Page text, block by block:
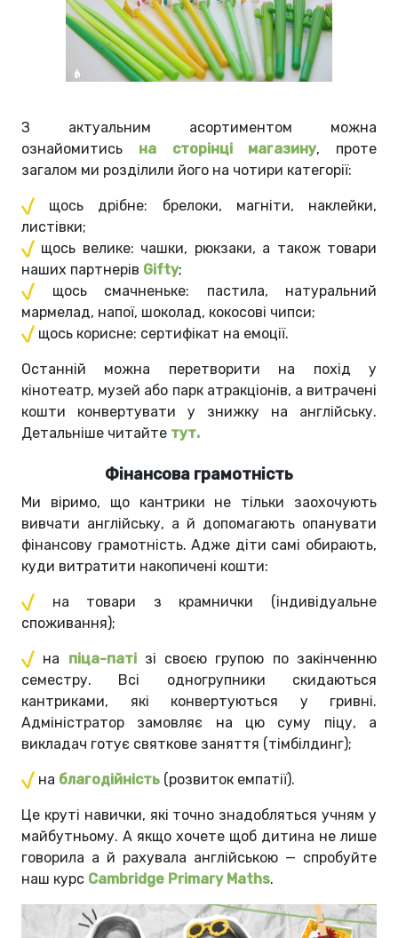
З актуальним асортиментом можна
ознайомитись на сторінці магазину, проте
загалом ми розділили його на чотири категорії:
щось дрібне: брелоки, магніти, наклейки,
листівки;
щось велике: чашки, рюкзаки, а також товари
наших партнерів Gifty;
щось смачненьке: пастила, натуральний
мармелад, напої, шоколад, кокосові чипси;
щось корисне: сертифікат на емоції.
Останній можна перетворити на похід у
кінотеатр, музей або парк атракціонів, а витрачені
кошти конвертувати у знижку на англійську.
Детальніше читайте тут.
Фінансова грамотність
Ми віримо, що кантрики не тільки заохочують
вивчати англійську, а й допомагають опанувати
фінансову грамотність. Адже діти самі обирають,
куди витратити накопичені кошти:
на товари з крамнички (індивідуальне
споживання);
на піца-патізі своєю групою по закінченню
семестру. Всі одногрупники скидаються
кантриками, які конвертуються у гривні.
Адміністратор замовляє на цю суму піцу, а
викладач готує святкове заняття (тімбілдинг);
на благодійність (розвиток емпатії).
Це круті навички, які точно знадобляться учням у
майбутньому. А якщо хочете щоб дитина не лише
говорила а й рахувала англійською — спробуйте
наш курс Cambridge Primary Maths.